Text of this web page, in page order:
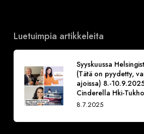
Luetuimpia artikkeleita
Syyskuussa
(Tätä on pyydetty,
ajoissa) 8.-
Cinderella Hki-
8.7.2025